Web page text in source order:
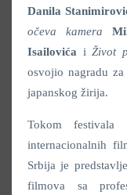
Danila
očeva kamera
Isailovića iŽivot
osvojio nagradu
japanskog žirija.
Tokom
internacionalnih
Srbija je
filmova sa